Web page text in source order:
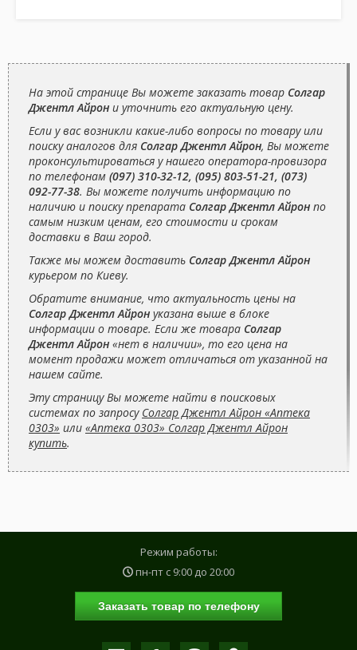
На этой странице Вы можете заказать товар Солгар
Джентл Айрон и уточнить его актуальную цену.
Если у вас возникли какие-либо вопросы по товару или
поиску аналогов для Солгар Джентл Айрон, Вы можете
проконсультироваться у нашего оператора-провизора
по телефонам (097) 310-32-12, (095) 803-51-21, (073)
092-77-38. Вы можете получить информацию по
наличию и поиску препарата Солгар Джентл Айрон по
самым низким ценам, его стоимости и срокам
доставки в Ваш город.
Также мы можем доставить Солгар Джентл Айрон
курьером по Киеву.
Обратите внимание, что актуальность цены на
Солгар Джентл Айрон указана выше в блоке
информации о товаре. Если же товара Солгар
Джентл Айрон «нет в наличии», то его цена на
момент продажи может отличаться от указанной на
нашем сайте.
Эту страницу Вы можете найти в поисковых
системах по запросу Солгар Джентл Айрон «Аптека
0303» или «Аптека 0303» Солгар Джентл Айрон
купить.
Режим работы:
пн-пт с 9:00 до 20:00
Заказать товар по телефону